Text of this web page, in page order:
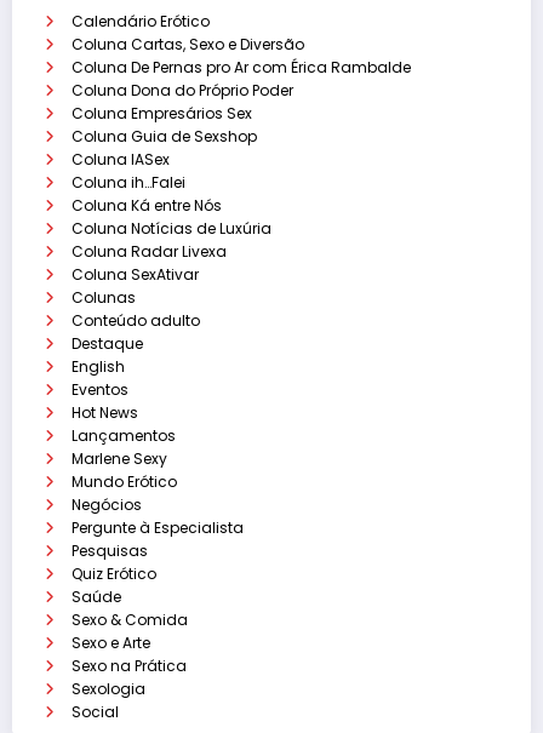
Calendário Erótico
Coluna Cartas, Sexo e Diversão
Coluna De Pernas pro Ar com Érica Rambalde
Coluna Dona do Próprio Poder
Coluna Empresários Sex
Coluna Guia de Sexshop
Coluna IASex
Coluna ih…Falei
Coluna Ká entre Nós
Coluna Notícias de Luxúria
Coluna Radar Livexa
Coluna SexAtivar
Colunas
Conteúdo adulto
Destaque
English
Eventos
Hot News
Lançamentos
Marlene Sexy
Mundo Erótico
Negócios
Pergunte à Especialista
Pesquisas
Quiz Erótico
Saúde
Sexo & Comida
Sexo e Arte
Sexo na Prática
Sexologia
Social